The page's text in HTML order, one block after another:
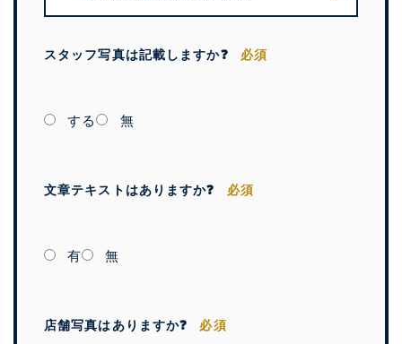
スタッフ写真は記載しますか❓ 必須
する 無
文章テキストはありますか❓ 必須
有 無
店舗写真はありますか❓ 必須